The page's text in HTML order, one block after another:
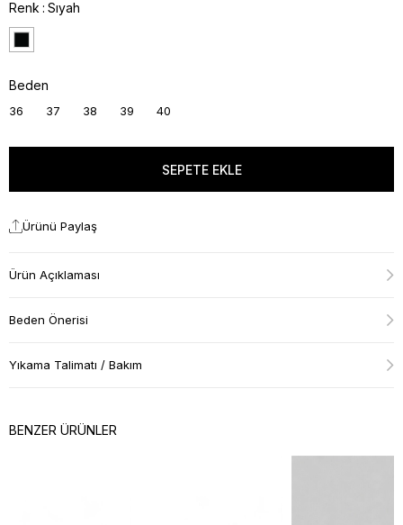
Renk Sıyah
Beden
36 37 38 39 40
Ürünü Paylaş
Ürün Açıklaması
Beden Önerisi
Yıkama Talimatı / Bakım
BENZER ÜRÜNLER